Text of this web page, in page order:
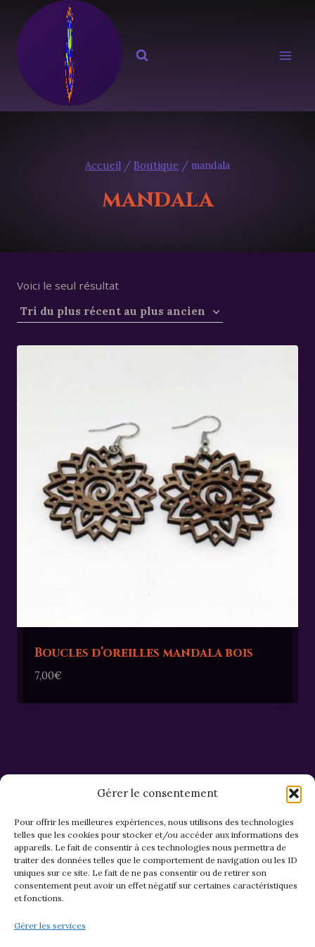
Gérer le consentement
Pour offrir les meilleures expériences, nous utilisons des technologies
telles que les cookies pour stocker et/ou accéder aux informations des
appareils. Le fait de consentir à ces technologies nous permettra de
traiter des données telles que le comportement de navigation ou les ID
uniques sur ce site. Le fait de ne pas consentir ou de retirer son
consentement peut avoir un effet négatif sur certaines caractéristiques
et fonctions.
Gérer les services
contenu
Accueil / Boutique / mandala
mandala
Voici le seul résultat
Boucles d’oreilles mandala bois
7,00€
CGV et Retours